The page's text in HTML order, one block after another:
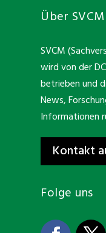
Über SVCM
SVCM
wird von der
betrieben und
News,
Informationen
Kontakt
Folge uns